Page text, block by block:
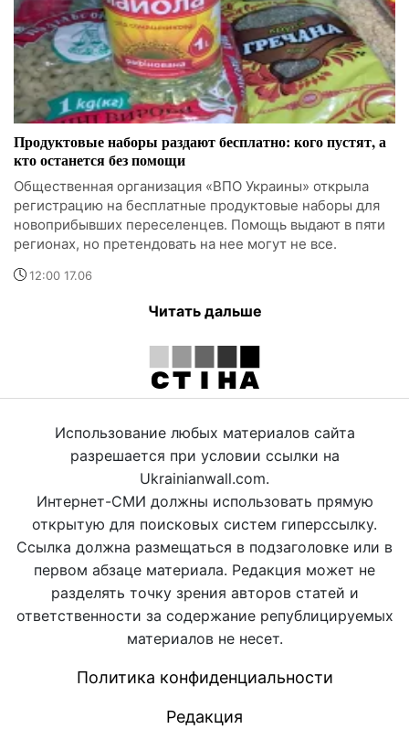
Продуктовые наборы раздают бесплатно: кого пустят, а
кто останется без помощи
Общественная организация «ВПО Украины» открыла
регистрацию на бесплатные продуктовые наборы для
новоприбывших переселенцев. Помощь выдают в пяти
регионах, но претендовать на нее могут не все.
12:00 17.06
Читать дальше
Использование любых материалов сайта
разрешается при условии ссылки на
Ukrainianwall.com.
Интернет-СМИ должны использовать прямую
открытую для поисковых систем гиперссылку.
Ссылка должна размещаться в подзаголовке или в
первом абзаце материала. Редакция может не
разделять точку зрения авторов статей и
ответственности за содержание републицируемых
материалов не несет.
Политика конфиденциальности
Редакция